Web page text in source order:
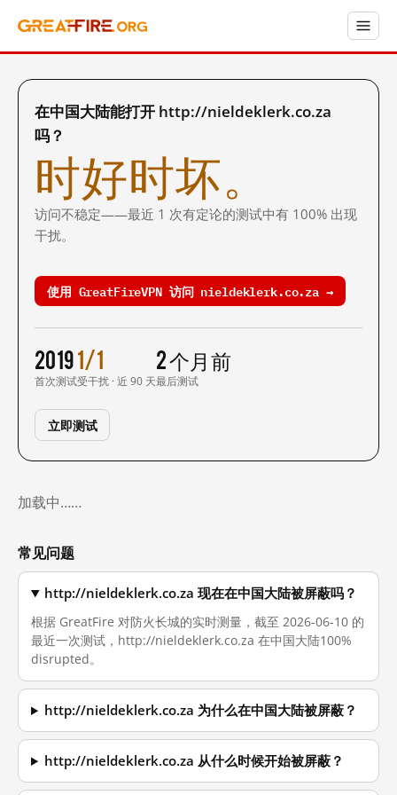
在中国大陆能打开 http://nieldeklerk.co.za
吗？
时好时坏。
访问不稳定——最近 1 次有定论的测试中有 100% 出现
干扰。
使用 GreatFireVPN 访问 nieldeklerk.co.za →
2019
首次测试
1/1
受干扰 · 近 90 天
2 个月前
最后测试
立即测试
加载中……
常见问题
http://nieldeklerk.co.za 现在在中国大陆被屏蔽吗？
根据 GreatFire 对防火长城的实时测量，截至 2026-06-10 的
最近一次测试，http://nieldeklerk.co.za 在中国大陆100%
disrupted。
http://nieldeklerk.co.za 为什么在中国大陆被屏蔽？
http://nieldeklerk.co.za 从什么时候开始被屏蔽？